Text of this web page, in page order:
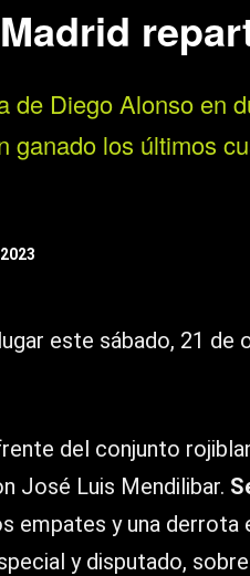
de Diego Alonso en
ganado los últimos
este sábado, 21 de
del conjunto
José Luis Mendilibar.
empates y una
y disputado,